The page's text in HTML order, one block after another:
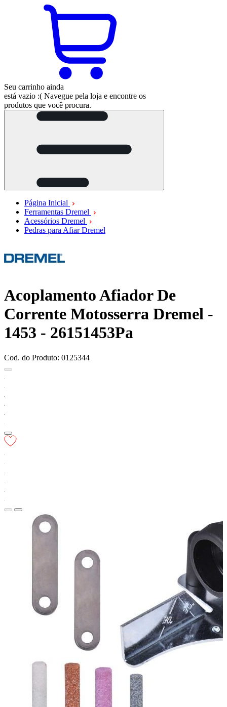
Seu carrinho ainda
está vazio :( Navegue pela loja e encontre os
produtos que você procura.
Página Inicial
Ferramentas Dremel
Acessórios Dremel
Pedras para Afiar Dremel
Acoplamento Afiador De
Corrente Motosserra Dremel -
1453 - 26151453Pa
Cod. do Produto: 0125344